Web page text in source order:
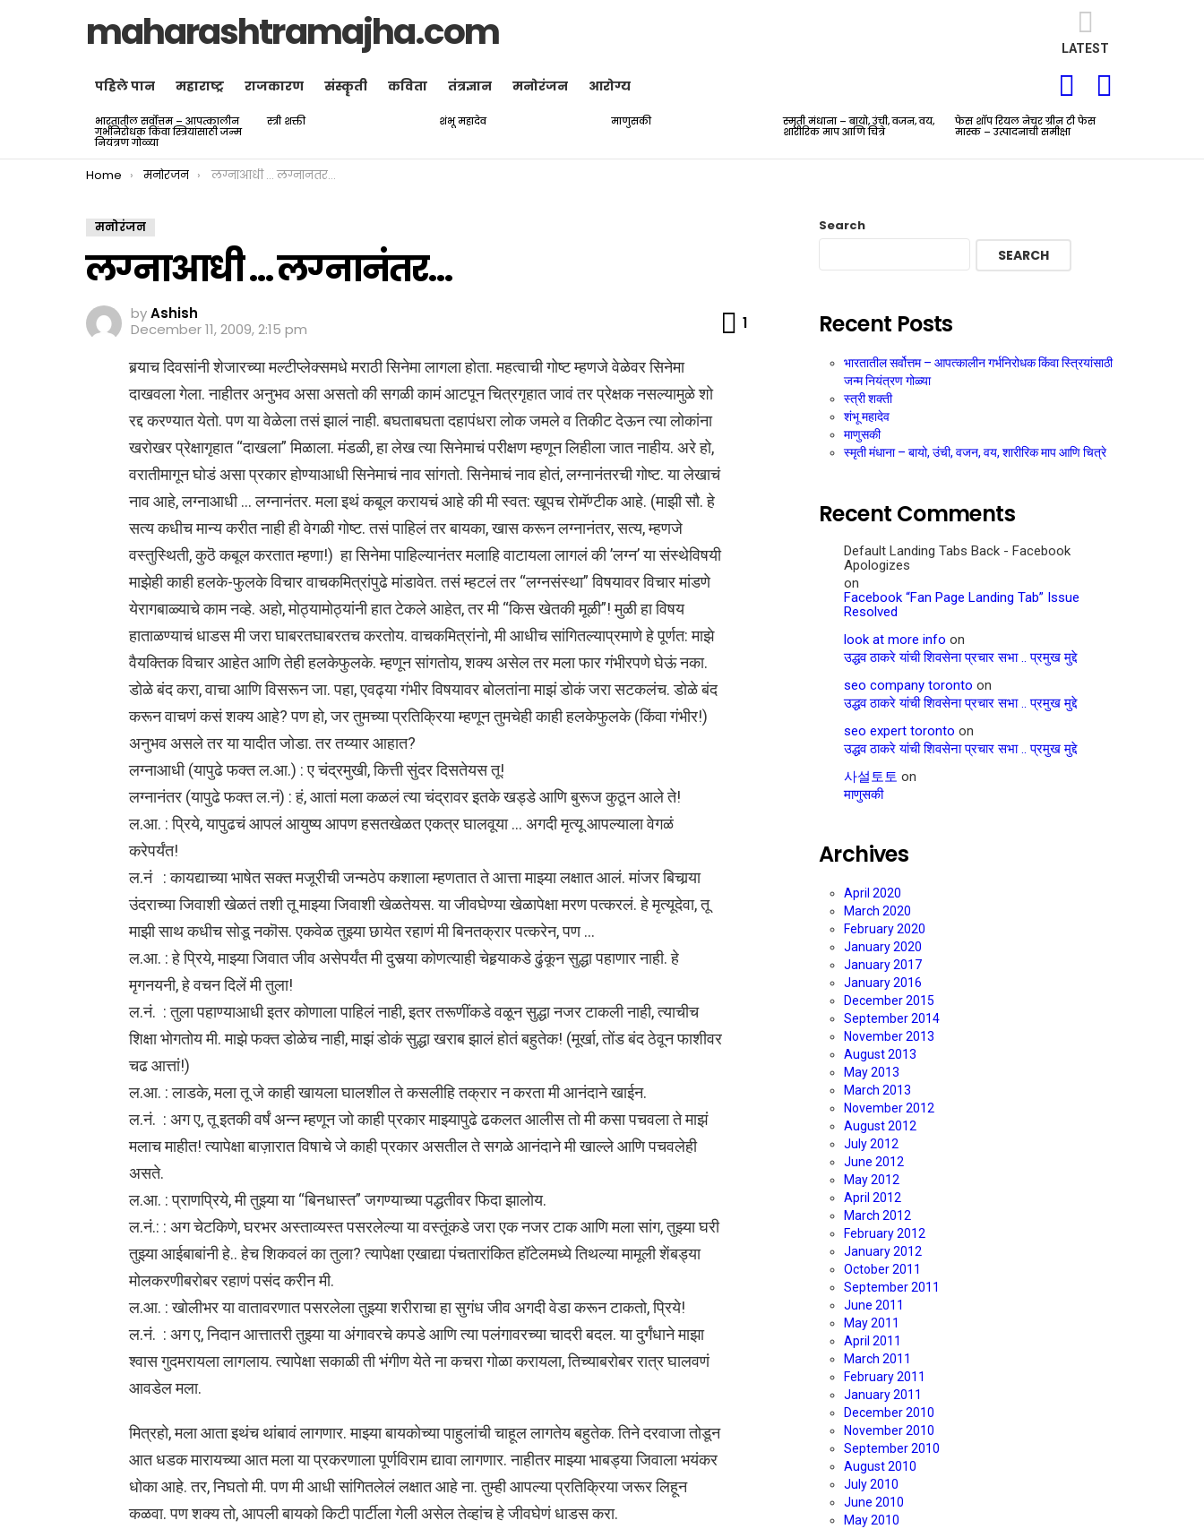
maharashtramajha.com LATEST
पहिले पान महाराष्ट्र राजकारण संस्कॄती कविता तंत्रज्ञान मनोरंजन आरोग्य
SEARCH
LATEST
STORIES
भारतातील सर्वोत्तम – आपत्कालीन
गर्भनिरोधक किंवा स्त्रियांसाठी जन्म
नियंत्रण गोळ्या
स्त्री शक्ती शंभू महादेव माणुसकी स्मृती मंधाना – बायो, उंची, वजन, वय,
शारीरिक माप आणि चित्रे
फेस शॉप रियल नेचर ग्रीन टी फेस
मास्क – उत्पादनाची समीक्षा
You are here:
Home मनोरंजन लग्नाआधी … लग्नानंतर…
मनोरंजन
लग्नाआधी … लग्नानंतर…
byAshish
December 11, 2009, 2:15 pm
1
बर्‍याच दिवसांनी शेजारच्या मल्टीप्लेक्समधे मराठी सिनेमा लागला होता. महत्वाची गोष्ट म्हणजे वेळेवर सिनेमा
दाखवला गेला. नाहीतर अनुभव असा असतो की सगळी कामं आटपून चित्रगृहात जावं तर प्रेक्षक नसल्यामुळे शो
रद्द करण्यात येतो. पण या वेळेला तसं झालं नाही. बघताबघता दहापंधरा लोक जमले व तिकीट देऊन त्या लोकांना
खरोखर प्रेक्षागृहात “दाखला” मिळाला. मंडळी, हा लेख त्या सिनेमाचं परीक्षण म्हणून लिहीला जात नाहीय. अरे हो,
वरातीमागून घोडं असा प्रकार होण्याआधी सिनेमाचं नाव सांगतो. सिनेमाचं नाव होतं, लग्नानंतरची गोष्ट. या लेखाचं
नाव आहे, लग्नाआधी … लग्नानंतर. मला इथं कबूल करायचं आहे की मी स्वत: खूपच रोमॅण्टीक आहे. (माझी सौ. हे
सत्य कधीच मान्य करीत नाही ही वेगळी गोष्ट. तसं पाहिलं तर बायका, खास करून लग्नानंतर, सत्य, म्हणजे
वस्तुस्थिती, कुठॆ कबूल करतात म्हणा!) हा सिनेमा पाहिल्यानंतर मलाहि वाटायला लागलं की ’लग्न’ या संस्थेविषयी
माझेही काही हलके-फुलके विचार वाचकमित्रांपुढे मांडावेत. तसं म्हटलं तर “लग्नसंस्था” विषयावर विचार मांडणे
येरागबाळ्याचे काम नव्हे. अहो, मोठ्यामोठ्यांनी हात टेकले आहेत, तर मी “किस खेतकी मूळी”! मुळी हा विषय
हाताळण्याचं धाडस मी जरा घाबरतघाबरतच करतोय. वाचकमित्रांनो, मी आधीच सांगितल्याप्रमाणे हे पूर्णत: माझे
वैयक्तिक विचार आहेत आणि तेही हलकेफुलके. म्हणून सांगतोय, शक्य असेल तर मला फार गंभीरपणे घेऊं नका.
डोळे बंद करा, वाचा आणि विसरून जा. पहा, एवढ्या गंभीर विषयावर बोलतांना माझं डोकं जरा सटकलंच. डोळे बंद
करून वाचणं कसं शक्य आहे? पण हो, जर तुमच्या प्रतिक्रिया म्हणून तुमचेही काही हलकेफुलके (किंवा गंभीर!)
अनुभव असले तर या यादीत जोडा. तर तय्यार आहात?
लग्नाआधी (यापुढे फक्त ल.आ.) : ए चंद्रमुखी, कित्ती सुंदर दिसतेयस तू!
लग्नानंतर (यापुढे फक्त ल.नं) : हं, आतां मला कळलं त्या चंद्रावर इतके खड्डे आणि बुरूज कुठून आले ते!
ल.आ. : प्रिये, यापुढचं आपलं आयुष्य आपण हसतखेळत एकत्र घालवूया … अगदी मृत्यू आपल्याला वेगळं
करेपर्यंत!
ल.नं : कायद्याच्या भाषेत सक्त मजूरीची जन्मठेप कशाला म्हणतात ते आत्ता माझ्या लक्षात आलं. मांजर बिचार्‍या
उंदराच्या जिवाशी खेळतं तशी तू माझ्या जिवाशी खेळतेयस. या जीवघेण्या खेळापेक्षा मरण पत्करलं. हे मृत्यूदेवा, तू
माझी साथ कधीच सोडू नकॊस. एकवेळ तुझ्या छायेत रहाणं मी बिनतक्रार पत्करेन, पण …
ल.आ. : हे प्रिये, माझ्या जिवात जीव असेपर्यंत मी दुसर्‍या कोणत्याही चेहर्‍याकडे ढुंकून सुद्धा पहाणार नाही. हे
मृगनयनी, हे वचन दिलें मी तुला!
ल.नं. : तुला पहाण्याआधी इतर कोणाला पाहिलं नाही, इतर तरूणींकडे वळून सुद्धा नजर टाकली नाही, त्याचीच
शिक्षा भोगतोय मी. माझे फक्त डोळेच नाही, माझं डोकं सुद्धा खराब झालं होतं बहुतेक! (मूर्खा, तोंड बंद ठेवून फाशीवर
चढ आत्तां!)
ल.आ. : लाडके, मला तू जे काही खायला घालशील ते कसलीहि तक्रार न करता मी आनंदाने खाईन.
ल.नं. : अग ए, तू इतकी वर्षं अन्न म्हणून जो काही प्रकार माझ्यापुढे ढकलत आलीस तो मी कसा पचवला ते माझं
मलाच माहीत! त्यापेक्षा बाज़ारात विषाचे जे काही प्रकार असतील ते सगळे आनंदाने मी खाल्ले आणि पचवलेही
असते.
ल.आ. : प्राणप्रिये, मी तुझ्या या “बिनधास्त” जगण्याच्या पद्धतीवर फिदा झालोय.
ल.नं.: : अग चेटकिणे, घरभर अस्ताव्यस्त पसरलेल्या या वस्तूंकडे जरा एक नजर टाक आणि मला सांग, तुझ्या घरी
तुझ्या आईबाबांनी हे.. हेच शिकवलं का तुला? त्यापेक्षा एखाद्या पंचतारांकित हॉटेलमध्ये तिथल्या मामूली शेंबड्या
मोलकरणीबरोबर रहाणं पसंद करीन मी.
ल.आ. : खोलीभर या वातावरणात पसरलेला तुझ्या शरीराचा हा सुगंध जीव अगदी वेडा करून टाकतो, प्रिये!
ल.नं. : अग ए, निदान आत्तातरी तुझ्या या अंगावरचे कपडे आणि त्या पलंगावरच्या चादरी बदल. या दुर्गंधाने माझा
श्वास गुदमरायला लागलाय. त्यापेक्षा सकाळी ती भंगीण येते ना कचरा गोळा करायला, तिच्याबरोबर रात्र घालवणं
आवडेल मला.
मित्रहो, मला आता इथंच थांबावं लागणार. माझ्या बायकोच्या पाहुलांची चाहूल लागतेय बहुतेक. तिने दरवाजा तोडून
आत धडक मारायच्या आत मला या प्रकरणाला पूर्णविराम द्यावा लागणार. नाहीतर माझ्या भाबड्या जिवाला भयंकर
धोका आहे. तर, निघतो मी. पण मी आधी सांगितलेलं लक्षात आहे ना. तुम्ही आपल्या प्रतिक्रिया जरूर लिहून
कळवा. पण शक्य तो, आपली बायको किटी पार्टीला गेली असेल तेव्हांच हे जीवघेणं धाडस करा.
Search
SEARCH
Recent Posts
भारतातील सर्वोत्तम – आपत्कालीन गर्भनिरोधक किंवा स्त्रियांसाठी
जन्म नियंत्रण गोळ्या
स्त्री शक्ती
शंभू महादेव
माणुसकी
स्मृती मंधाना – बायो, उंची, वजन, वय, शारीरिक माप आणि चित्रे
Recent Comments
Default Landing Tabs Back - Facebook
Apologizes
on
Facebook “Fan Page Landing Tab” Issue
Resolved
look at more info on
उद्धव ठाकरे यांची शिवसेना प्रचार सभा .. प्रमुख मुद्दे
seo company toronto on
उद्धव ठाकरे यांची शिवसेना प्रचार सभा .. प्रमुख मुद्दे
seo expert toronto on
उद्धव ठाकरे यांची शिवसेना प्रचार सभा .. प्रमुख मुद्दे
사설토토 on
माणुसकी
Archives
April 2020
March 2020
February 2020
January 2020
January 2017
January 2016
December 2015
September 2014
November 2013
August 2013
May 2013
March 2013
November 2012
August 2012
July 2012
June 2012
May 2012
April 2012
March 2012
February 2012
January 2012
October 2011
September 2011
June 2011
May 2011
April 2011
March 2011
February 2011
January 2011
December 2010
November 2010
September 2010
August 2010
July 2010
June 2010
May 2010